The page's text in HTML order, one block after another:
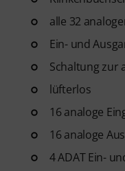
alle 32
Ein- und
Schaltung zur
lüfterlos
16 analoge
16 analoge
4 ADAT Ein-